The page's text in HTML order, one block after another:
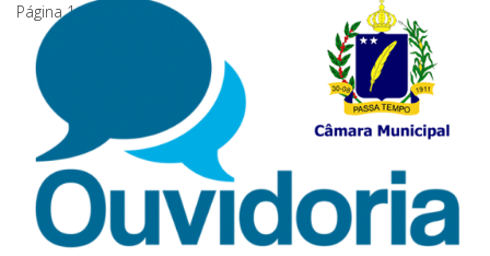
Página 1 de 2